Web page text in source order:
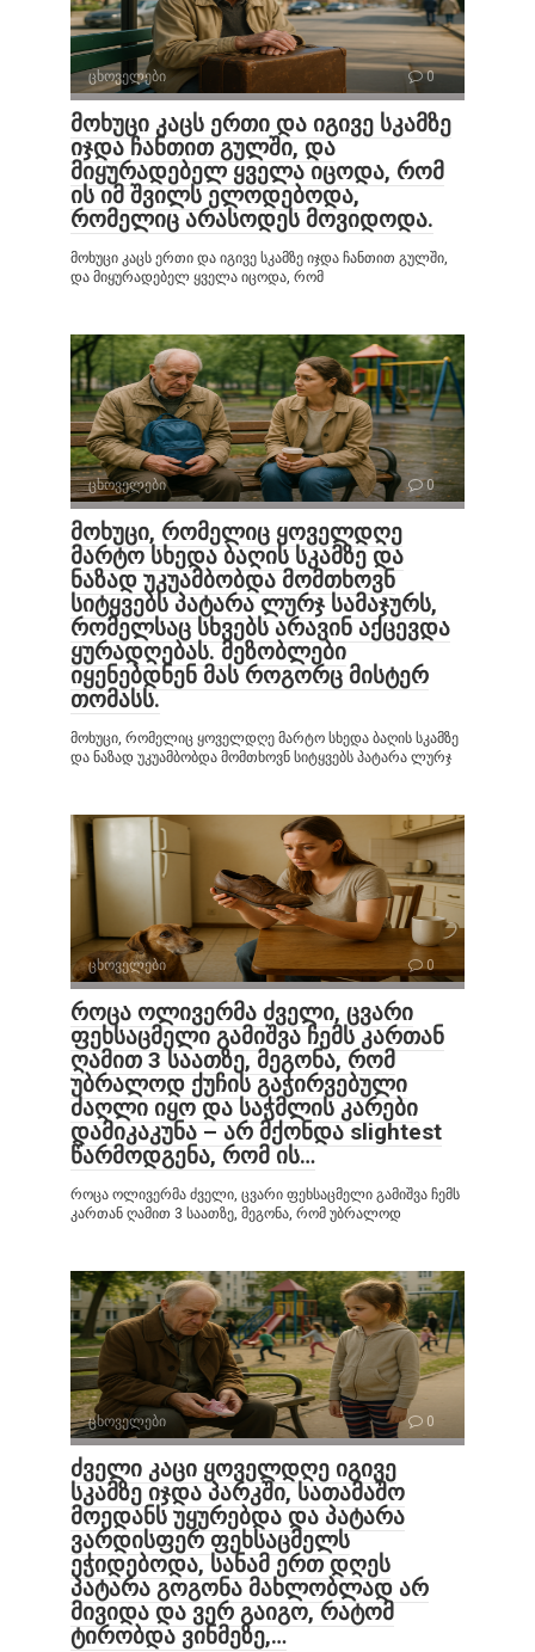
ცხოველები 0
მოხუცი კაცს ერთი და იგივე სკამზე
იჯდა ჩანთით გულში, და
მიყურადებელ ყველა იცოდა, რომ
ის იმ შვილს ელოდებოდა,
რომელიც არასოდეს მოვიდოდა.
მოხუცი კაცს ერთი და იგივე სკამზე იჯდა ჩანთით გულში,
და მიყურადებელ ყველა იცოდა, რომ
ცხოველები 0
მოხუცი, რომელიც ყოველდღე
მარტო სხედა ბაღის სკამზე და
ნაზად უკუამბობდა მომთხოვნ
სიტყვებს პატარა ლურჯ სამაჯურს,
რომელსაც სხვებს არავინ აქცევდა
ყურადღებას. მეზობლები
იყენებდნენ მას როგორც მისტერ
თომასს.
მოხუცი, რომელიც ყოველდღე მარტო სხედა ბაღის სკამზე
და ნაზად უკუამბობდა მომთხოვნ სიტყვებს პატარა ლურჯ
ცხოველები 0
როცა ოლივერმა ძველი, ცვარი
ფეხსაცმელი გამიშვა ჩემს კართან
ღამით 3 საათზე, მეგონა, რომ
უბრალოდ ქუჩის გაჭირვებული
ძაღლი იყო და საჭმლის კარები
დამიკაკუნა – არ მქონდა slightest
წარმოდგენა, რომ ის…
როცა ოლივერმა ძველი, ცვარი ფეხსაცმელი გამიშვა ჩემს
კართან ღამით 3 საათზე, მეგონა, რომ უბრალოდ
ცხოველები 0
ძველი კაცი ყოველდღე იგივე
სკამზე იჯდა პარკში, სათამაშო
მოედანს უყურებდა და პატარა
ვარდისფერ ფეხსაცმელს
ეჭიდებოდა, სანამ ერთ დღეს
პატარა გოგონა მახლობლად არ
მივიდა და ვერ გაიგო, რატომ
ტირობდა ვინმეზე,…